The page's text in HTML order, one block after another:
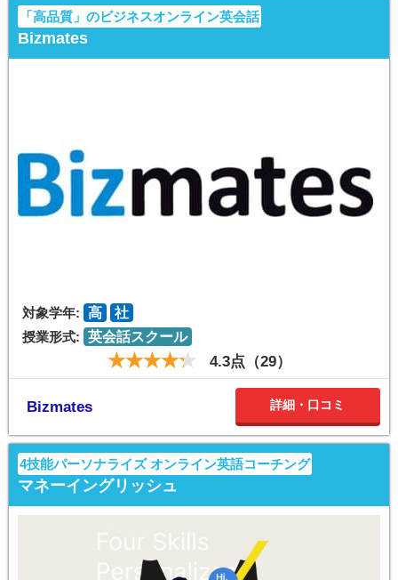
「高品質」のビジネスオンライン英会話
Bizmates
対象学年: 高
社
授業形式: 英会話スクール
4.3点（29）
Bizmates 詳細・口コミ
4技能パーソナライズ オンライン英語コーチング
マネーイングリッシュ